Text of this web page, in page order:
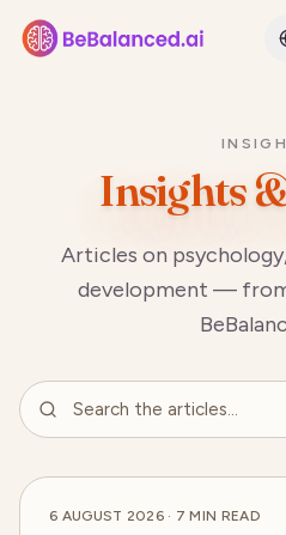
Insights
Articles on
development —
6 AUGUST 2026· 7 MIN READ